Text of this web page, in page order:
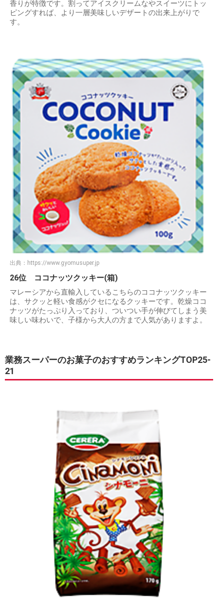
香りが特徴です。割ってアイスクリームなやスイーツにトッ
ピングすれば、より一層美味しいデザートの出来上がりで
す。
出典： https://www.gyomusuper.jp
26位 ココナッツクッキー(箱)
マレーシアから直輸入しているこちらのココナッツクッキー
は、サクッと軽い食感がクセになるクッキーです。乾燥ココ
ナッツがたっぷり入っており、ついつい手が伸びてしまう美
味しい味わいで、子様から大人の方まで人気がありますよ。
業務スーパーのお菓子のおすすめランキングTOP25-
21